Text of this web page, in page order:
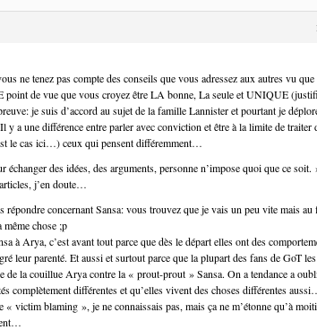
ne tenez pas compte des conseils que vous adressez aux autres vu
point de vue que vous croyez être LA bonne, La seule et UNIQUE
je suis d’accord au sujet de la famille Lannister et pourtant je
y a une différence entre parler avec conviction et être à la limite de traiter
le cas ici…) ceux qui pensent différemment…
échanger des idées, des arguments, personne n’impose quoi que ce soit.
j’en doute…
répondre concernant Sansa: vous trouvez que je vais un peu vite mais
même chose ;p
à Arya, c’est avant tout parce que dès le départ elles ont des
leur parenté. Et aussi et surtout parce que la plupart des fans de GoT
de la couillue Arya contre la « prout-prout » Sansa. On a tendance a
complètement différentes et qu’elles vivent des choses différentes
« victim blaming », je ne connaissais pas, mais ça ne m’étonne qu’à